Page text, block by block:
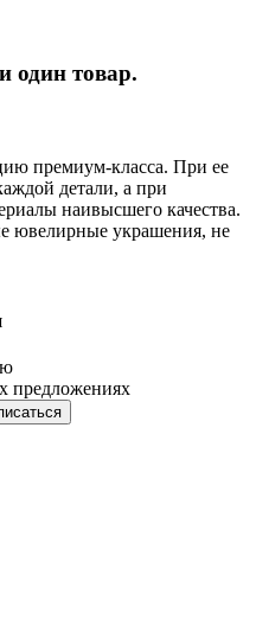
один товар.
премиум-класса. При ее
детали, а при
наивысшего качества.
ювелирные украшения, не
предложениях